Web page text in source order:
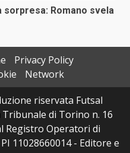
sorpresa: Romano svela
Privacy Policy
Network
riservata Futsal
di Torino n. 16
Registro Operatori di
11028660014 - Editore e